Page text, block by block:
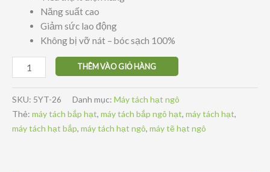
Năng suất cao
Giảm sức lao động
Không bị vỡ nát – bóc sạch 100%
Máy
tách
suất
THÊM VÀO GIỎ HÀNG
SKU: 5YT-26 Danh mục: Máy tách hạt ngô
Thẻ: máy tách bắp hạt, máy tách bắp ngô hạt, máy tách hạt,
máy tách hạt bắp, máy tách hạt ngô, máy tẽ hạt ngô